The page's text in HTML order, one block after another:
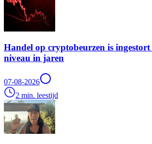
Handel op cryptobeurzen is
niveau in jaren
07-08-2026
2 min. leestijd